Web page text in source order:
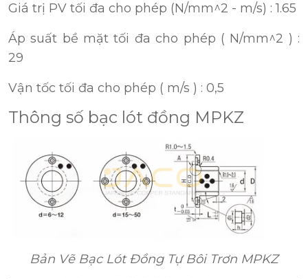
Giá trị PV tối đa cho phép (N/mm^2 - m/s) : 1.65
Áp suất bề mặt tối đa cho phép ( N/mm^2 ) :
29
Vận tốc tối đa cho phép ( m/s ) : 0,5
Thông số bạc lót đồng MPKZ
Bản Vẽ Bạc Lót Đồng Tự Bôi Trơn MPKZ